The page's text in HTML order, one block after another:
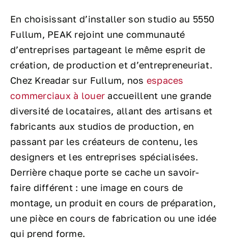
En choisissant d’installer son studio au 5550
Fullum, PEAK rejoint une communauté
d’entreprises partageant le même esprit de
création, de production et d’entrepreneuriat.
Chez Kreadar sur Fullum, nos espaces
commerciaux à louer accueillent une grande
diversité de locataires, allant des artisans et
fabricants aux studios de production, en
passant par les créateurs de contenu, les
designers et les entreprises spécialisées.
Derrière chaque porte se cache un savoir-
faire différent : une image en cours de
montage, un produit en cours de préparation,
une pièce en cours de fabrication ou une idée
qui prend forme.